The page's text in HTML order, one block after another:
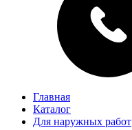
Главная
Каталог
Для наружных работ